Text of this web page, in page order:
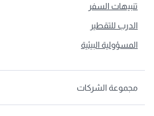
تنبيهات السفر
الدرب للتقطير
المسؤولية البيئية
مجموعة الشركات